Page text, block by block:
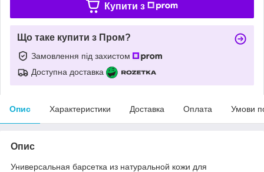
Купити з
Що таке купити з Пром?
Замовлення під захистом
Доступна доставка
Опис Характеристики Доставка Оплата Умови
Опис
Универсальная барсетка из натуральной кожи для